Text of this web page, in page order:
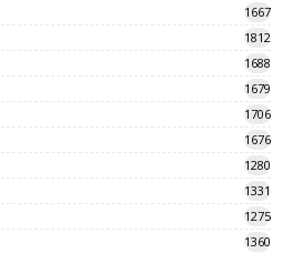
1667
1812
1688
1679
1706
1676
1280
1331
1275
1360